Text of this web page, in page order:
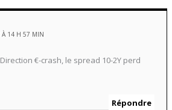
À 14 H 57 MIN
€-crash, le spread 10-2Y perd
Répondre